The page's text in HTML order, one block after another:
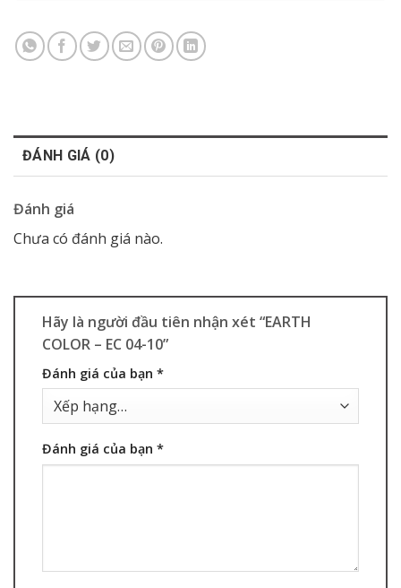
ĐÁNH GIÁ (0)
Đánh giá
Chưa có đánh giá nào.
Hãy là người đầu tiên nhận xét “EARTH
COLOR – EC 04-10”
Đánh giá của bạn *
Đánh giá của bạn *